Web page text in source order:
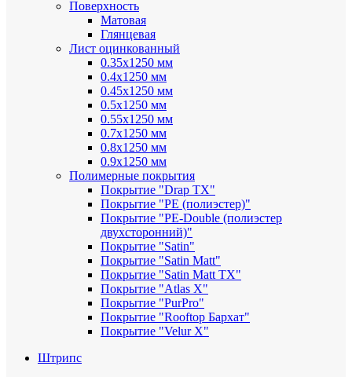
Поверхность
Матовая
Глянцевая
Лист оцинкованный
0.35х1250 мм
0.4х1250 мм
0.45х1250 мм
0.5х1250 мм
0.55х1250 мм
0.7х1250 мм
0.8х1250 мм
0.9х1250 мм
Полимерные покрытия
Покрытие "Drap TX"
Покрытие "PE (полиэстер)"
Покрытие "PE-Double (полиэстер
двухсторонний)"
Покрытие "Satin"
Покрытие "Satin Мatt"
Покрытие "Satin Matt TX"
Покрытие "Atlas X"
Покрытие "PurPro"
Покрытие "Rooftop Бархат"
Покрытие "Velur X"
Штрипс